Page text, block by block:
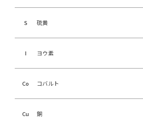
S 硫黄
I ヨウ素
Co コバルト
Cu 銅